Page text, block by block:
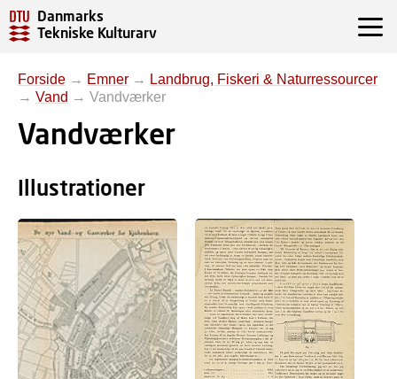
Danmarks
Tekniske Kulturarv
Forside → Emner → Landbrug, Fiskeri & Naturressourcer
→ Vand → Vandværker
Vandværker
Illustrationer